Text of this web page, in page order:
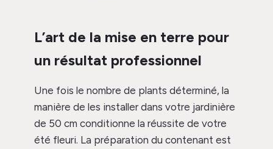
L’art de la mise en terre pour
un résultat professionnel
Une fois le nombre de plants déterminé, la
manière de les installer dans votre jardinière
de 50 cm conditionne la réussite de votre
été fleuri. La préparation du contenant est